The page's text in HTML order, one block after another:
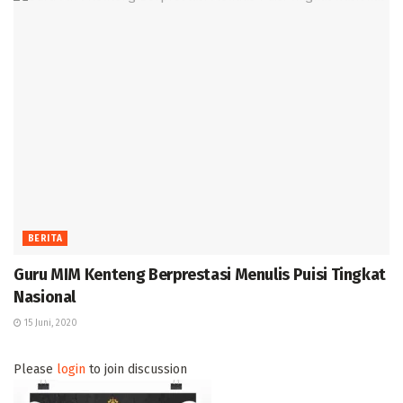
BERITA
Guru MIM Kenteng Berprestasi Menulis Puisi Tingkat
Nasional
15 Juni, 2020
Please login to join discussion